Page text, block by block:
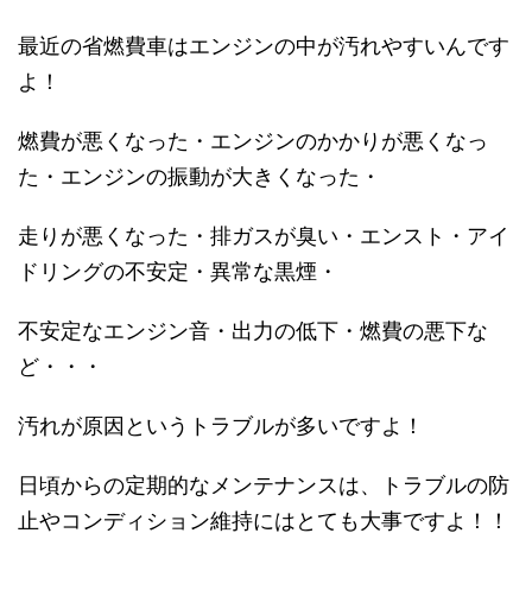
最近の省燃費車はエンジンの中が汚れやすいんです
よ！
燃費が悪くなった・エンジンのかかりが悪くなっ
た・エンジンの振動が大きくなった・
走りが悪くなった・排ガスが臭い・エンスト・アイ
ドリングの不安定・異常な黒煙・
不安定なエンジン音・出力の低下・燃費の悪下な
ど・・・
汚れが原因というトラブルが多いですよ！
日頃からの定期的なメンテナンスは、トラブルの防
止やコンディション維持にはとても大事ですよ！！